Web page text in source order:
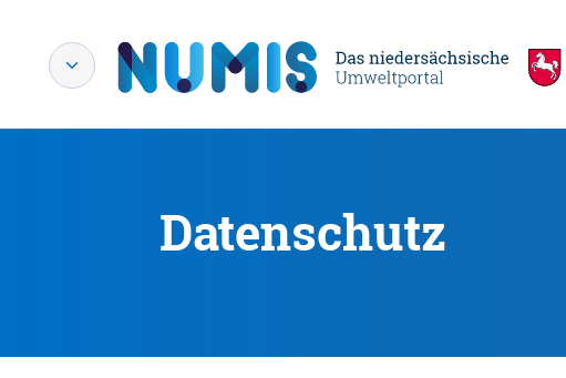
Datenschutz